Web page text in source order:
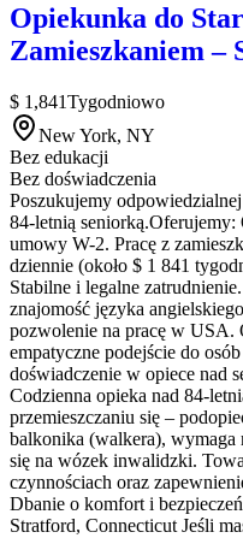
Opiekunka do
Zamieszkaniem –
$ 1,841Tygodniowo
New York, NY
Bez edukacji
Bez doświadczenia
Poszukujemy
84-letnią
umowy W-2. Pracę z
dziennie (około $ 1 841
Stabilne i legalne
znajomość języka
pozwolenie na pracę w USA.
empatyczne podejście do
doświadczenie w opiece nad
Codzienna opieka nad 84-
przemieszczaniu się –
balkonika (walkera), wymaga
się na wózek inwalidzki.
czynnościach oraz
Dbanie o komfort i
Stratford, Connecticut Jeśli